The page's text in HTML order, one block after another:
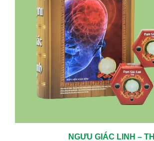
NGƯU GIÁC LINH – TH